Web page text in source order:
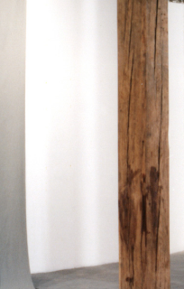
d'ateliers